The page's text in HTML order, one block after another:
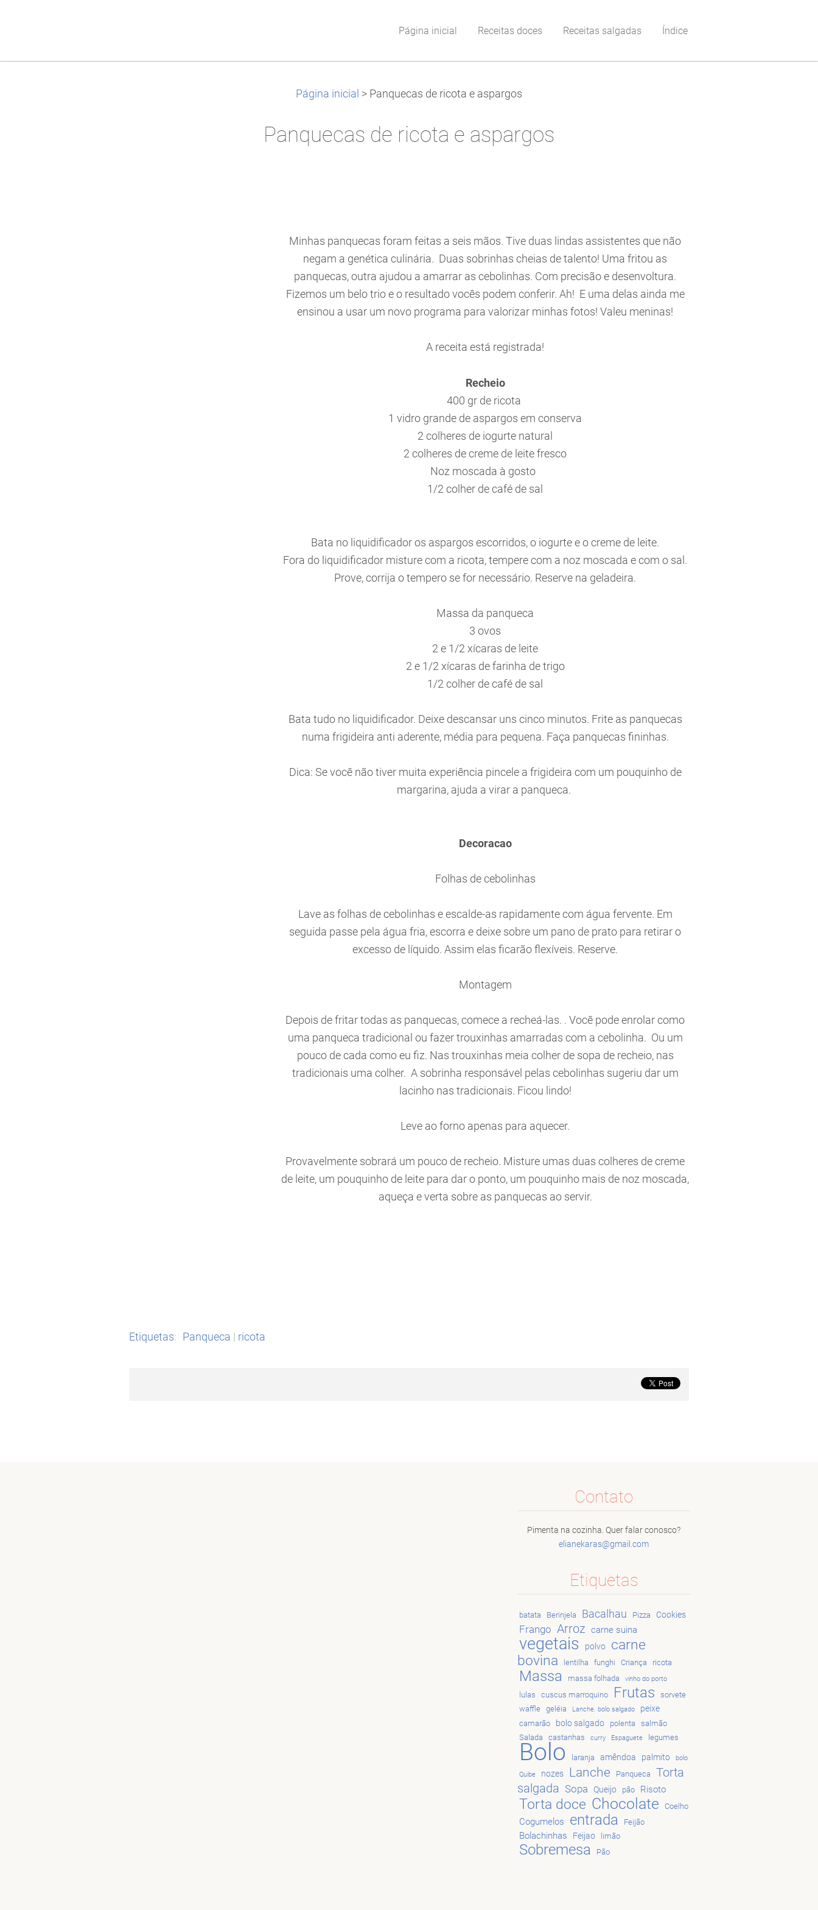
Página inicial Receitas doces Receitas salgadas Índice
Página inicial > Panquecas de ricota e aspargos
Panquecas de ricota e aspargos
Minhas panquecas foram feitas a seis mãos. Tive duas lindas assistentes que não
negam a genética culinária. Duas sobrinhas cheias de talento! Uma fritou as
panquecas, outra ajudou a amarrar as cebolinhas. Com precisão e desenvoltura.
Fizemos um belo trio e o resultado vocês podem conferir. Ah! E uma delas ainda me
ensinou a usar um novo programa para valorizar minhas fotos! Valeu meninas!
A receita está registrada!
Recheio
400 gr de ricota
1 vidro grande de aspargos em conserva
2 colheres de iogurte natural
2 colheres de creme de leite fresco
Noz moscada à gosto
1/2 colher de café de sal
Bata no liquidificador os aspargos escorridos, o iogurte e o creme de leite.
Fora do liquidificador misture com a ricota, tempere com a noz moscada e com o sal.
Prove, corrija o tempero se for necessário. Reserve na geladeira.
Massa da panqueca
3 ovos
2 e 1/2 xícaras de leite
2 e 1/2 xícaras de farinha de trigo
1/2 colher de café de sal
Bata tudo no liquidificador. Deixe descansar uns cinco minutos. Frite as panquecas
numa frigideira anti aderente, média para pequena. Faça panquecas fininhas.
Dica: Se você não tiver muita experiência pincele a frigideira com um pouquinho de
margarina, ajuda a virar a panqueca.
Decoracao
Folhas de cebolinhas
Lave as folhas de cebolinhas e escalde-as rapidamente com água fervente. Em
seguida passe pela água fria, escorra e deixe sobre um pano de prato para retirar o
excesso de líquido. Assim elas ficarão flexíveis. Reserve.
Montagem
Depois de fritar todas as panquecas, comece a recheá-las. . Você pode enrolar como
uma panqueca tradicional ou fazer trouxinhas amarradas com a cebolinha. Ou um
pouco de cada como eu fiz. Nas trouxinhas meia colher de sopa de recheio, nas
tradicionais uma colher. A sobrinha responsável pelas cebolinhas sugeriu dar um
lacinho nas tradicionais. Ficou lindo!
Leve ao forno apenas para aquecer.
Provavelmente sobrará um pouco de recheio. Misture umas duas colheres de creme
de leite, um pouquinho de leite para dar o ponto, um pouquinho mais de noz moscada,
aqueça e verta sobre as panquecas ao servir.
Etiquetas: Panqueca ricota
Contato
Pimenta na cozinha. Quer falar conosco?
elianekaras@gmai l.com
Etiquetas
batata Berinjela Bacalhau Pizza Cookies
Frango Arroz carne suina
vegetais polvo
carne
bovina
lentilha funghi Criança ricota
Massa massa folhada vinho do porto
lulas cuscus marroquino Frutas
sorvete
waffle geléia Lanche. bolo salgado peixe
camarão bolo salgado polenta
salmão
Salada
castanhas curry Espaguete legumes
Bolo laranja amêndoa palmito bolo
Quibe nozes Lanche Panqueca
Torta
salgada Sopa Queijo pão Risoto
Torta doce Chocolate Coelho
Cogumelos entrada Feijão
Bolachinhas Feijao limão
Sobremesa Pão